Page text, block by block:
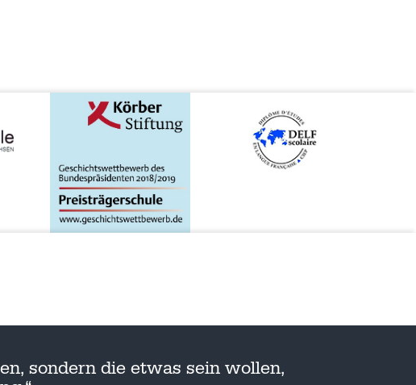
sondern die etwas sein wollen,